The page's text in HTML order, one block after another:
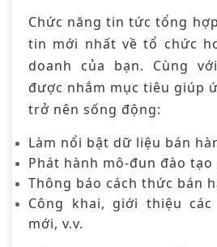
Chức năng tin tức tổng
tin mới nhất về tổ chức
doanh của bạn. Cùng
được nhắm mục tiêu giúp
trở nên sống động:
Làm nổi bật dữ liệu bán
Phát hành mô-đun đào
Thông báo cách thức bán
Công khai, giới thiệu
mới, v.v.